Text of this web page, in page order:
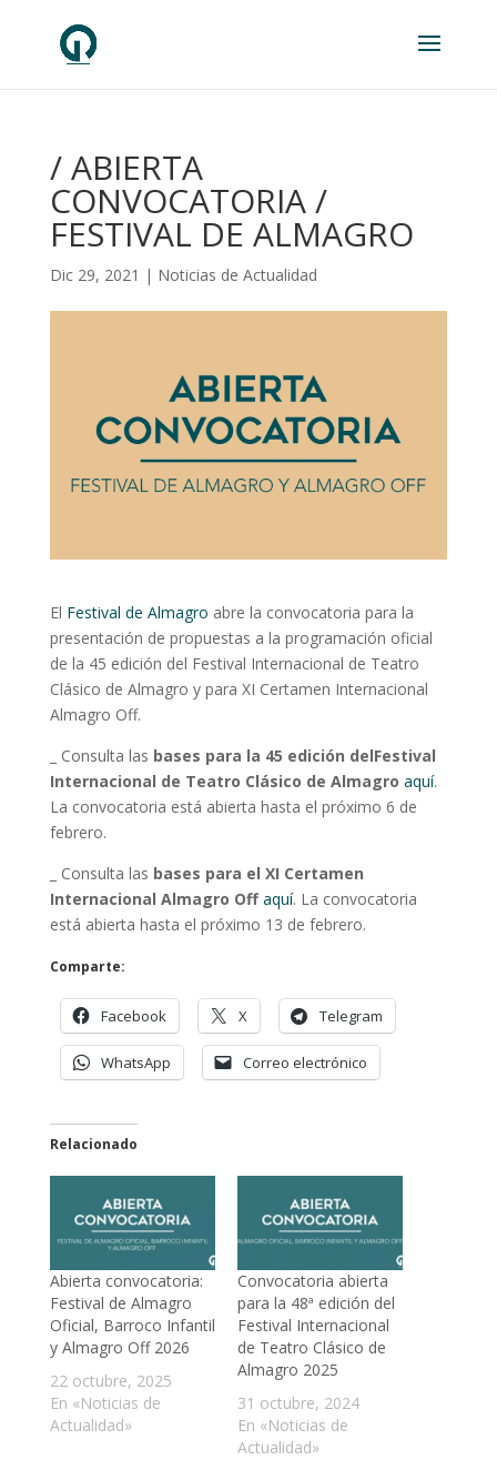
/ ABIERTA
CONVOCATORIA /
FESTIVAL DE ALMAGRO
Dic 29, 2021 | Noticias de Actualidad
El Festival de Almagro abre la convocatoria para la
presentación de propuestas a la programación oficial
de la 45 edición del Festival Internacional de Teatro
Clásico de Almagro y para XI Certamen Internacional
Almagro Off.
_ Consulta las bases para la 45 edición delFestival
Internacional de Teatro Clásico de Almagro aquí.
La convocatoria está abierta hasta el próximo 6 de
febrero.
_ Consulta las bases para el XI Certamen
Internacional Almagro Off aquí. La convocatoria
está abierta hasta el próximo 13 de febrero.
Comparte:
Facebook X Telegram
WhatsApp Correo electrónico
Relacionado
Abierta convocatoria:
Festival de Almagro
Oficial, Barroco Infantil
y Almagro Off 2026
22 octubre, 2025
En «Noticias de
Actualidad»
Convocatoria abierta
para la 48ª edición del
Festival Internacional
de Teatro Clásico de
Almagro 2025
31 octubre, 2024
En «Noticias de
Actualidad»